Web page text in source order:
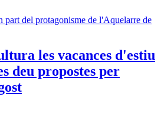
les vacances d'estiu
deu propostes per